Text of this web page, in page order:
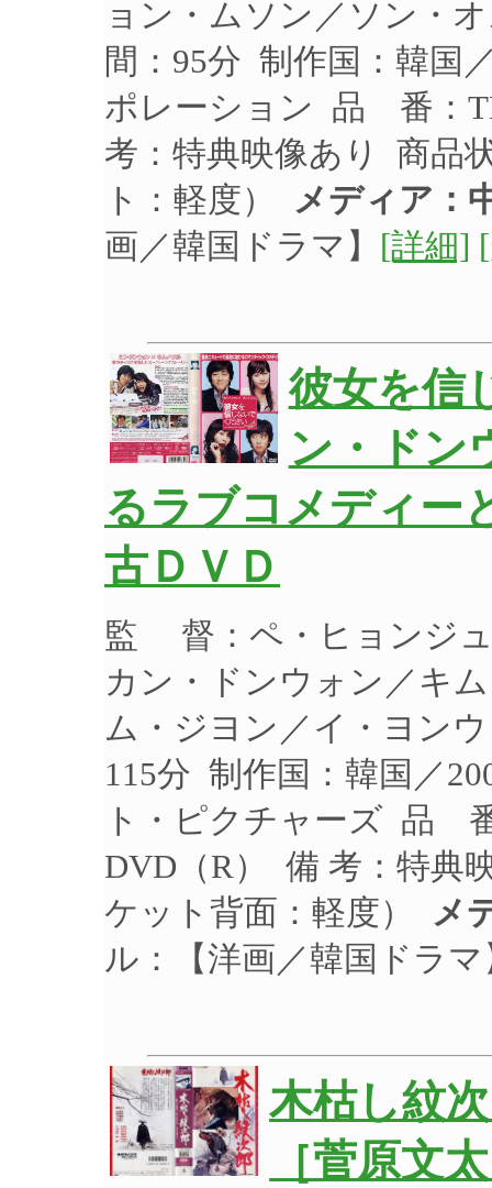
ョン・ムソン／ソン・
間：95分 制作国：韓国
ポレーション 品 番：
考：特典映像あり 商品
ト：軽度）
メディア：
画／韓国ドラマ】 [詳細]
彼女を信
ン・ドン
るラブコメディー
古ＤＶＤ
監 督：ペ・ヒョンジ
カン・ドンウォン／キ
ム・ジヨン／イ・ヨン
115分 制作国：韓国／
ト・ピクチャーズ 品
DVD（R） 備 考：特典
ケット背面：軽度）
メ
ル：【洋画／韓国ドラマ
木枯し紋
［菅原文